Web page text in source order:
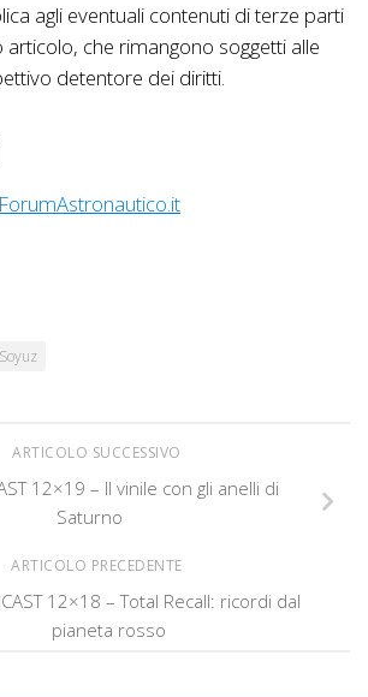
agli eventuali contenuti di terze parti
che rimangono soggetti alle
detentore dei diritti.
ForumAstronautico.it
Soyuz
ARTICOLO SUCCESSIVO
12×19 – Il vinile con gli anelli di
Saturno
ARTICOLO PRECEDENTE
12×18 – Total Recall: ricordi dal
pianeta rosso